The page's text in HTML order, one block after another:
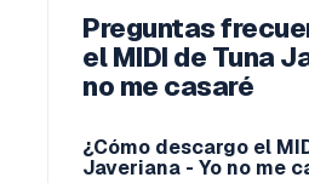
Preguntas
el MIDI de Tuna
no me casaré
¿Cómo descargo el
Javeriana - Yo no me